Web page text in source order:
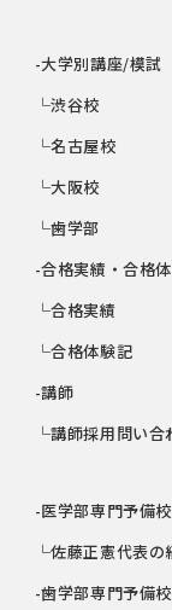
-大学別講座/模試
└渋谷校
└名古屋校
└大阪校
└歯学部
-合格実績・合格
└合格実績
└合格体験記
-講師
└講師採用問い合
-医学部専門予備
└佐藤正憲代表の
-歯学部専門予備